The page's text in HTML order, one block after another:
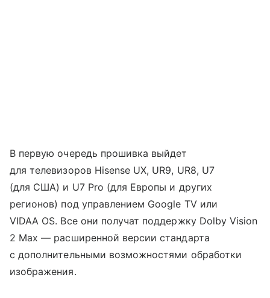
В первую очередь прошивка выйдет
для телевизоров Hisense UX, UR9, UR8, U7
(для США) и U7 Pro (для Европы и других
регионов) под управлением Google TV или
VIDAA OS. Все они получат поддержку Dolby Vision
2 Max — расширенной версии стандарта
с дополнительными возможностями обработки
изображения.